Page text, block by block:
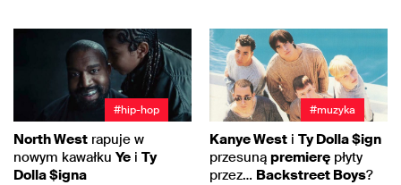
#hip-hop
North West rapuje w
nowym kawałku Ye i Ty
Dolla $igna
#muzyka
Kanye West i Ty Dolla $ign
przesuną premierę płyty
przez… Backstreet Boys?